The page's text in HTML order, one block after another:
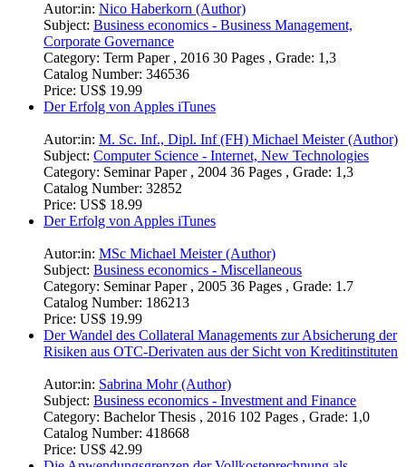
Autor:in: Nico Haberkorn (Author)
Subject: Business economics - Business Management,
Corporate Governance
Category: Term Paper , 2016 30 Pages , Grade: 1,3
Catalog Number: 346536
Price: US$ 19.99
Der Erfolg von Apples iTunes
Autor:in: M. Sc. Inf., Dipl. Inf (FH) Michael Meister (Author)
Subject: Computer Science - Internet, New Technologies
Category: Seminar Paper , 2004 36 Pages , Grade: 1,3
Catalog Number: 32852
Price: US$ 18.99
Der Erfolg von Apples iTunes
Autor:in: MSc Michael Meister (Author)
Subject: Business economics - Miscellaneous
Category: Seminar Paper , 2005 36 Pages , Grade: 1.7
Catalog Number: 186213
Price: US$ 19.99
Der Wandel des Collateral Managements zur Absicherung der
Risiken aus OTC-Derivaten aus der Sicht von Kreditinstituten
Autor:in: Sabrina Mohr (Author)
Subject: Business economics - Investment and Finance
Category: Bachelor Thesis , 2016 102 Pages , Grade: 1,0
Catalog Number: 418668
Price: US$ 42.99